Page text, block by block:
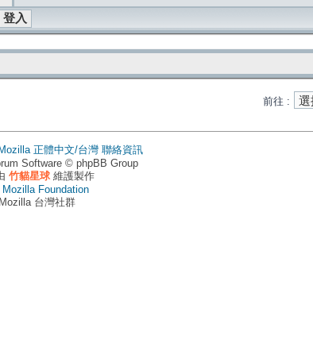
前往 :
正體中文/台灣 聯絡資訊
Software © phpBB Group
竹貓星球維護製作
Mozilla Foundation
台灣社群